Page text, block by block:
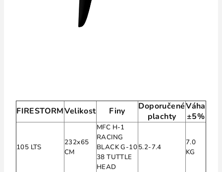
FIRESTORMVelikost Finy
Doporučené
plachty
Váha
±5%
105 LTS
232x65
CM
MFC H-1
RACING
BLACK G-10
38 TUTTLE
HEAD
5.2-7.4
7.0
KG